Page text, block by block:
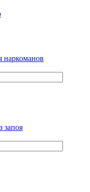
наркоманов
запоя